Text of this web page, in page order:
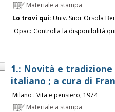
Materiale a stampa
Lo trovi qui: Univ. Suor Orsola
Opac: Controlla la disponibilità
1.: Novità e
italiano ; a cura di
Milano : Vita e pensiero, 1974
Materiale a stampa